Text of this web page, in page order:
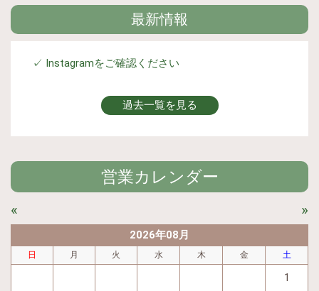
最新情報
✓ Instagramをご確認ください
過去一覧を見る
営業カレンダー
« »
2026年08月
日 月 火 水 木 金 土
1